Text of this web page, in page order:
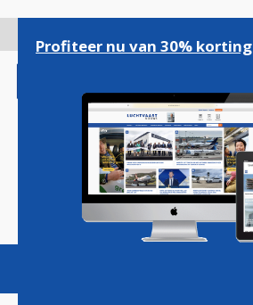
gaan
Magazine Podcasts
Profiteer nu van 30% korting